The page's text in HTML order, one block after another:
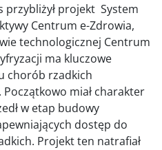
przybliżył projekt System
Centrum e-Zdrowia,
technologicznej Centrum
ma kluczowe
chorób rzadkich
miał charakter
w etap budowy
dostęp do
Projekt ten natrafiał